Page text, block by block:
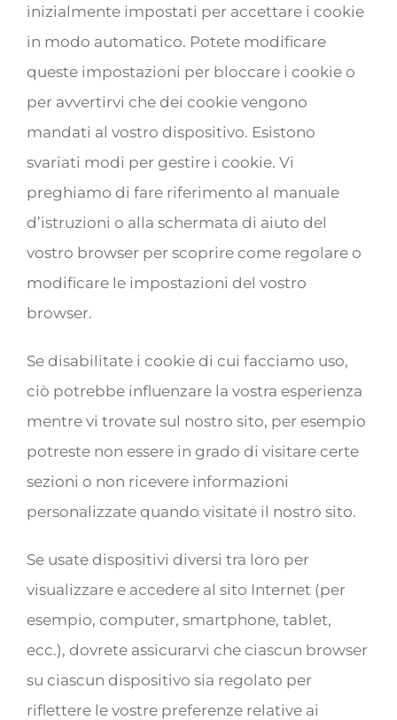
inizialmente impostati per accettare i cookie
in modo automatico. Potete modificare
queste impostazioni per bloccare i cookie o
per avvertirvi che dei cookie vengono
mandati al vostro dispositivo. Esistono
svariati modi per gestire i cookie. Vi
preghiamo di fare riferimento al manuale
d’istruzioni o alla schermata di aiuto del
vostro browser per scoprire come regolare o
modificare le impostazioni del vostro
browser.
Se disabilitate i cookie di cui facciamo uso,
ciò potrebbe influenzare la vostra esperienza
mentre vi trovate sul nostro sito, per esempio
potreste non essere in grado di visitare certe
sezioni o non ricevere informazioni
personalizzate quando visitate il nostro sito.
Se usate dispositivi diversi tra loro per
visualizzare e accedere al sito Internet (per
esempio, computer, smartphone, tablet,
ecc.), dovrete assicurarvi che ciascun browser
su ciascun dispositivo sia regolato per
riflettere le vostre preferenze relative ai